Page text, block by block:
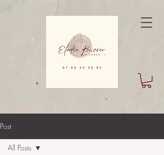
Post
All Posts